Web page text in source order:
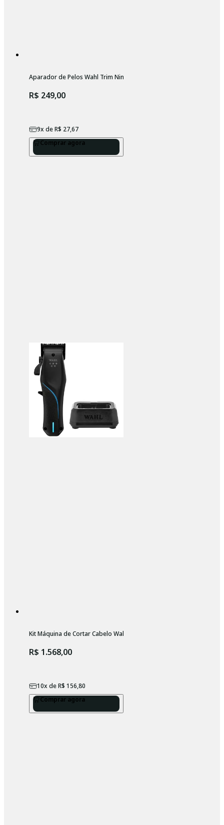
Aparador de Pelos Wahl Trim Ninja Laranja 3 em 1
R$ 249,00
9x deR$ 27,67
Comprar agora
Kit Máquina de Cortar Cabelo Wahl Vapor + Base Carregadora Bivolt
R$ 1.568,00
10x deR$ 156,80
Comprar agora